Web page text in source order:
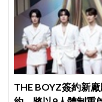
THE BOYZ簽約新